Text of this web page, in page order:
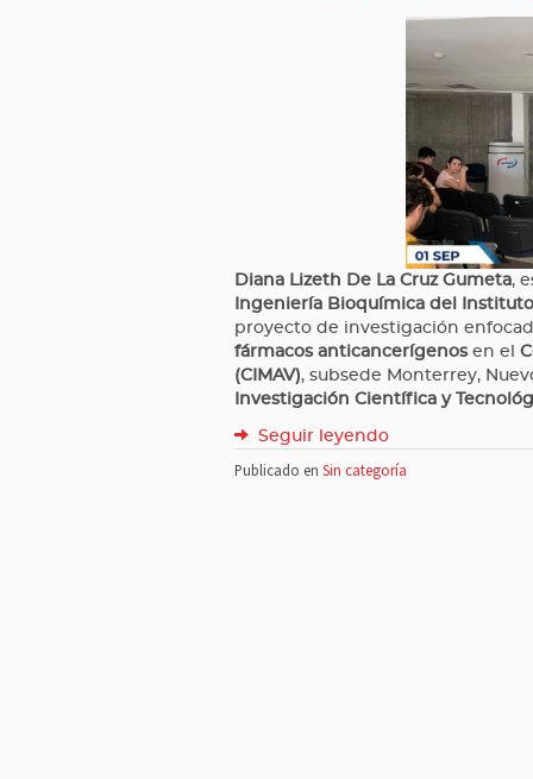
Diana Lizeth De La Cruz Gumeta,
Ingeniería Bioquímica del
proyecto de investigación
fármacos anticancerígenosen el
(CIMAV), subsede Monterrey,
Investigación Científica y
Seguir leyendo
Publicado en Sin categoría